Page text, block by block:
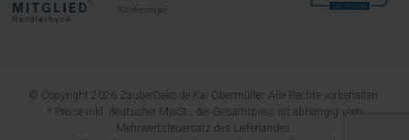
© Copyright 2026 ZauberDeko.de Kai Obermüller. Alle Rechte vorbehalten.
* Preise inkl. deutscher MwSt.; der Gesamtpreis ist abhängig vom
Mehrwertsteuersatz des Lieferlandes.